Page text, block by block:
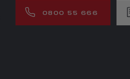
0800 55 666